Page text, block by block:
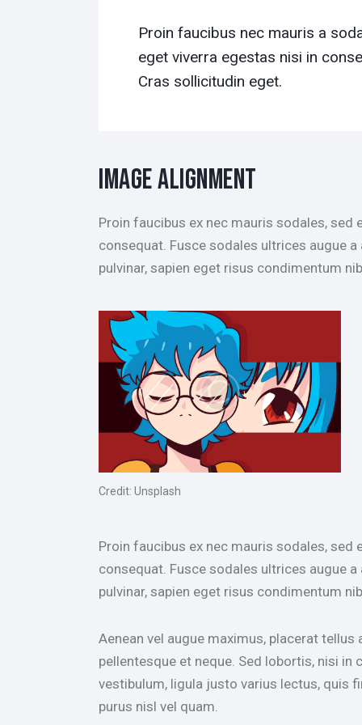
Proin faucibus nec mauris a
eget viverra egestas nisi in
Cras sollicitudin eget.
IMAGE ALIGNMENT
Proin faucibus ex nec mauris sodales,
consequat. Fusce sodales ultrices augue
pulvinar, sapien eget risus condimentum
Credit: Unsplash
Proin faucibus ex nec mauris sodales,
consequat. Fusce sodales ultrices augue
pulvinar, sapien eget risus condimentum
Aenean vel augue maximus, placerat tellus
pellentesque et neque. Sed lobortis, nisi in
vestibulum, ligula justo varius lectus, quis
purus nisl vel quam.